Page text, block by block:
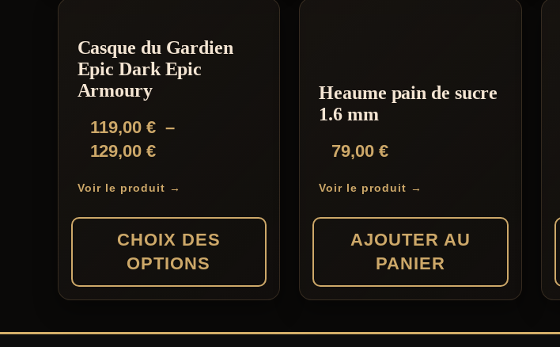
produit
plusieurs
variations.
options
peuvent
être
sur
du
Casque du Gardien
Epic Dark Epic
Armoury
119,00 € –
129,00 €Plage
prix :
119,00 €
à
129,00 €
Voir le produit →
CHOIX DES
OPTIONS
produit
Heaume pain de sucre
1.6 mm
79,00 €
Voir le produit →
AJOUTER AU
PANIER